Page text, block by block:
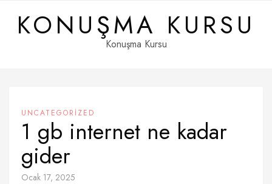
contentKONUŞMA KURSU
Konuşma Kursu
UNCATEGORIZED
1 gb internet ne kadar
gider
Ocak 17, 2025